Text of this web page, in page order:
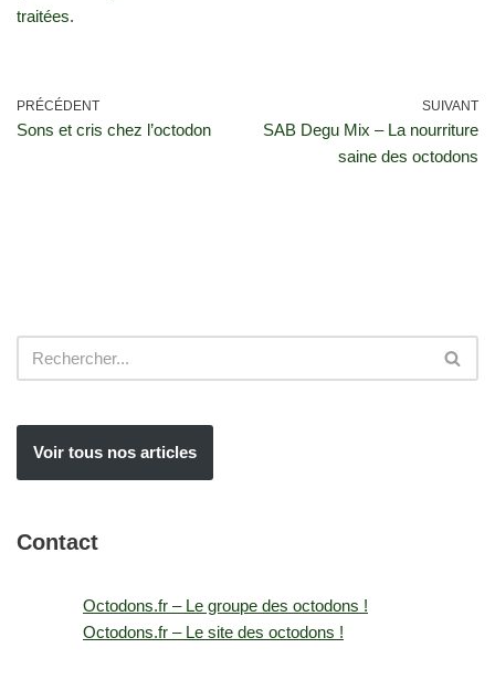
traitées.
PRÉCÉDENT
Sons et cris chez l’octodon
SUIVANT
SAB Degu Mix – La nourriture
saine des octodons
Voir tous nos articles
Contact
Octodons.fr – Le groupe des octodons !
Octodons.fr – Le site des octodons !